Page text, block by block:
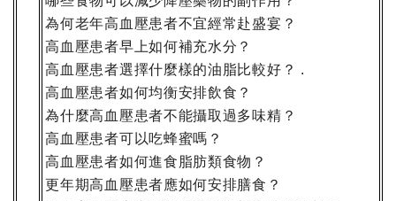
為何老年高血壓患者不宜經常赴盛宴？
高血壓患者早上如何補充水分？
高血壓患者選擇什麼樣的油脂比較好？ .
高血壓患者如何均衡安排飲食？
為什麼高血壓患者不能攝取過多味精？
高血壓患者可以吃蜂蜜嗎？
高血壓患者如何進食脂肪類食物？
更年期高血壓患者應如何安排膳食？